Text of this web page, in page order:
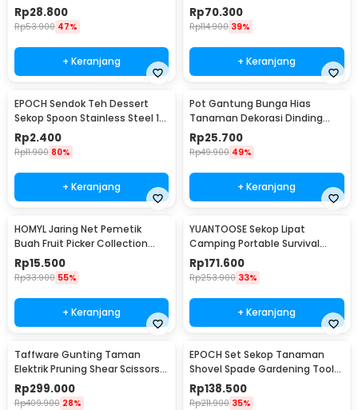
Shears Scissors - XH-Y
Rp28.800
Rp53.900 47%
+ Keranjang
20mm - 1025
Rp70.300
Rp114.900 39%
+ Keranjang
EPOCH Sendok Teh Dessert
Sekop Spoon Stainless Steel 1
PCS Round - LXY550
Rp2.400
Rp11.900 80%
+ Keranjang
Pot Gantung Bunga Hias
Tanaman Dekorasi Dinding
Vertical Garden 9 Slot - HY001-
GR-5
Rp25.700
Rp49.900 49%
+ Keranjang
HOMYL Jaring Net Pemetik
Buah Fruit Picker Collection
Head 14cm - HM16
Rp15.500
Rp33.900 55%
+ Keranjang
YUANTOOSE Sekop Lipat
Camping Portable Survival
Tactical Shovel 75cm - D14-10
Rp171.600
Rp253.900 33%
+ Keranjang
Taffware Gunting Taman
Elektrik Pruning Shear Scissors
48Vf 1500mAh - VIO48
Rp299.000
Rp409.900 28%
EPOCH Set Sekop Tanaman
Shovel Spade Gardening Tools
10 PCS - LXY55
Rp138.500
Rp211.900 35%